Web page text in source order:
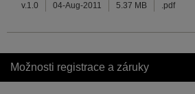
v.1.0 04-Aug-2011 5.37 MB .pdf
Možnosti registrace a záruky